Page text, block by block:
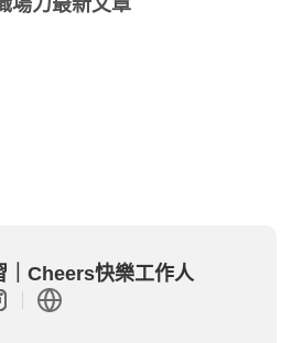
場力最新文章
｜Cheers快樂工作人